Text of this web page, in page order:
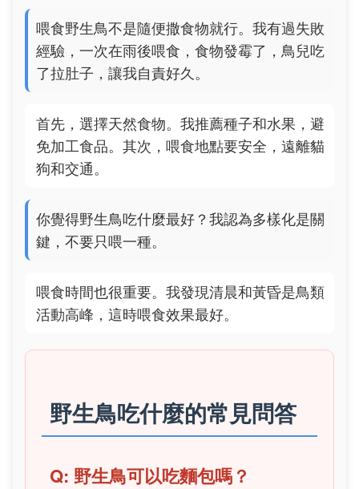
喂食野生鳥不是隨便撒食物就行。我有過失敗
經驗，一次在雨後喂食，食物發霉了，鳥兒吃
了拉肚子，讓我自責好久。
首先，選擇天然食物。我推薦種子和水果，避
免加工食品。其次，喂食地點要安全，遠離貓
狗和交通。
你覺得野生鳥吃什麼最好？我認為多樣化是關
鍵，不要只喂一種。
喂食時間也很重要。我發現清晨和黃昏是鳥類
活動高峰，這時喂食效果最好。
野生鳥吃什麼的常見問答
Q: 野生鳥可以吃麵包嗎？